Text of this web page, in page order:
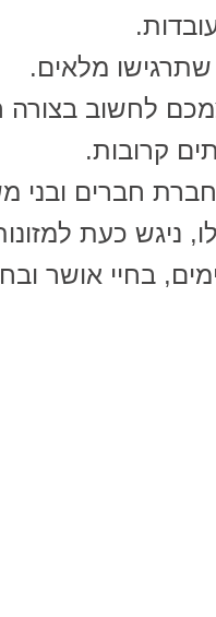
מלאים.
לחשוב בצורה
קרובות.
חברים ובני
ניגש כעת
בחיי אושר